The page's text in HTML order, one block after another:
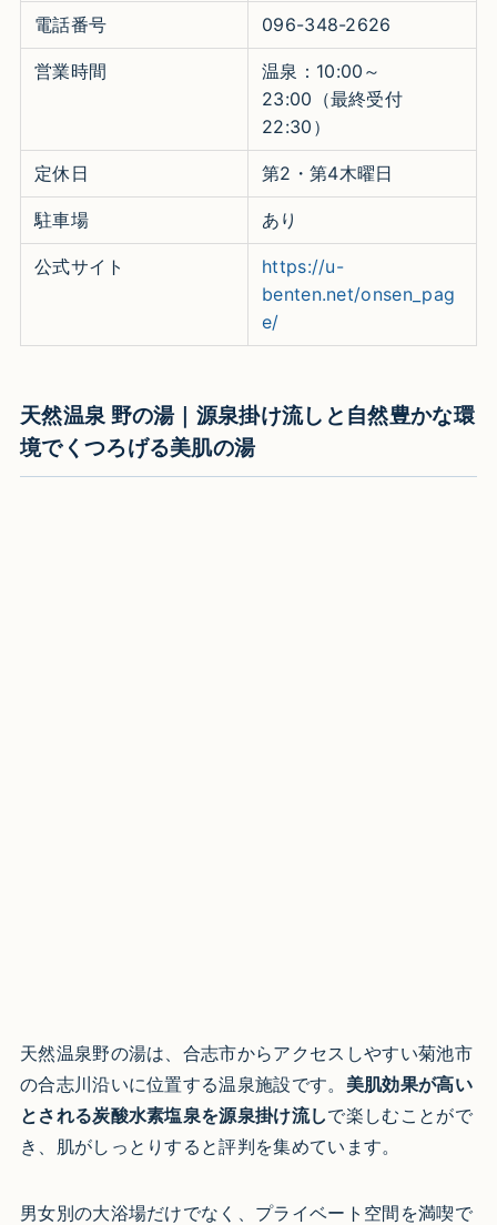
電話番号 096-348-2626
営業時間
温泉：10:00～
23:00（最終受付
22:30）
定休日 第2・第4木曜日
駐車場 あり
公式サイト
https://u-
benten.net/onsen_pag
e/
天然温泉 野の湯｜源泉掛け流しと自然豊かな環
境でくつろげる美肌の湯
天然温泉野の湯は、合志市からアクセスしやすい菊池市
の合志川沿いに位置する温泉施設です。 美肌効果が高い
とされる炭酸水素塩泉を源泉掛け流しで楽しむことがで
き、肌がしっとりすると評判を集めています。
男女別の大浴場だけでなく、プライベート空間を満喫で